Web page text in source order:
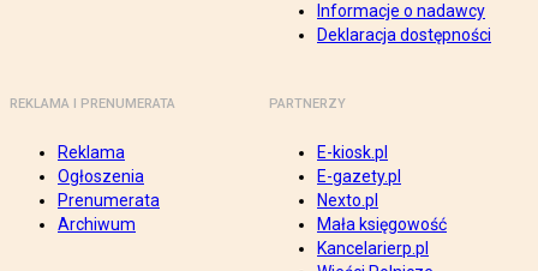
Informacje o nadawcy
Deklaracja dostępności
REKLAMA I PRENUMERATA
Reklama
Ogłoszenia
Prenumerata
Archiwum
PARTNERZY
E-kiosk.pl
E-gazety.pl
Nexto.pl
Mała księgowość
Kancelarierp.pl